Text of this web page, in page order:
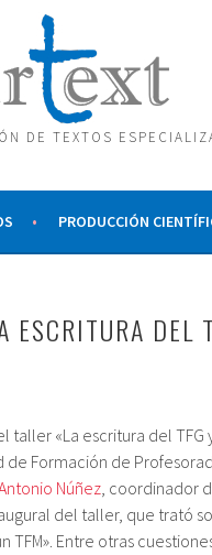
DE TEXTOS
PRODUCCIÓN
ESCRITURA DEL
«La escritura del TFG
de Formación de
Núñez, coordinador
del taller, que trató
Entre otras